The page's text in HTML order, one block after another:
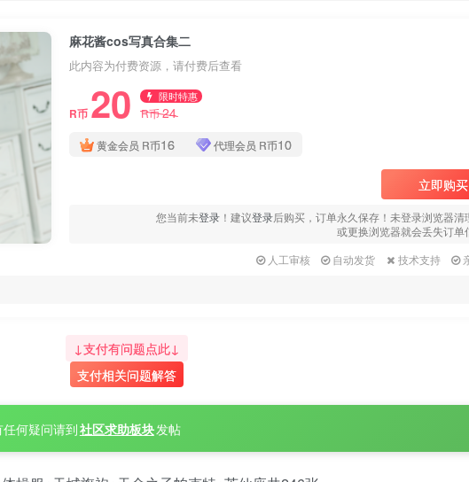
麻花酱cos写真合集二
此内容为付费资源，请付费后查看
R币 20 限时特惠
R币24
黄金会员 R币16 代理会员 R币10
立即购买
您当前未登录 ！建议登录后购买，订单永久保存！未登录浏览器清
或更换浏览器就会丢失订单
人工审核
自动发货 技术支持
↓支付有问题点此↓
支付相关问题解答
何疑问请到社区求助板块发帖